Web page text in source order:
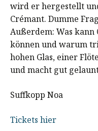
wird er hergestellt
Crémant. Dumme
Außerdem: Was kann
können und warum
hohen Glas, einer
und macht gut
Suffkopp Noa
Tickets hier